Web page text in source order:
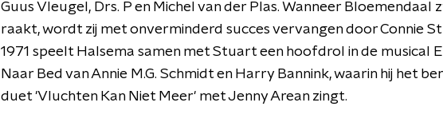
Guus Vleugel, Drs. P en Michel van der Plas. Wanneer Bloemendaal
raakt, wordt zij met onverminderd succes vervangen door Connie
1971 speelt Halsema samen met Stuart een hoofdrol in de musical
Naar Bed van Annie M.G. Schmidt en Harry Bannink, waarin hij het
duet 'Vluchten Kan Niet Meer' met Jenny Arean zingt.